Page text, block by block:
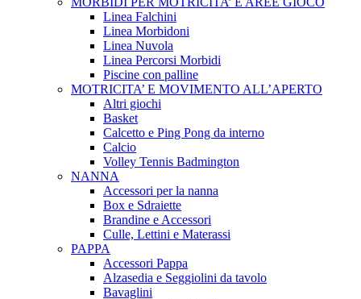
Linea Falchini
Linea Morbidoni
Linea Nuvola
Linea Percorsi Morbidi
Piscine con palline
MOTRICITA’ E MOVIMENTO ALL’APERTO
Altri giochi
Basket
Calcetto e Ping Pong da interno
Calcio
Volley Tennis Badmington
NANNA
Accessori per la nanna
Box e Sdraiette
Brandine e Accessori
Culle, Lettini e Materassi
PAPPA
Accessori Pappa
Alzasedia e Seggiolini da tavolo
Bavaglini